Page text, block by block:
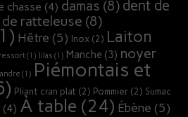
chasse (4) damas (8) dent de
ratteleuse (8)
Hêtre (5) Inox (2) Laiton
(1) lilas (1) Manche (3) noyer
(1) Piémontais et
Pliant cran plat (2) Pommier (2) Sumac
(4) À table (24) Ébène (5)